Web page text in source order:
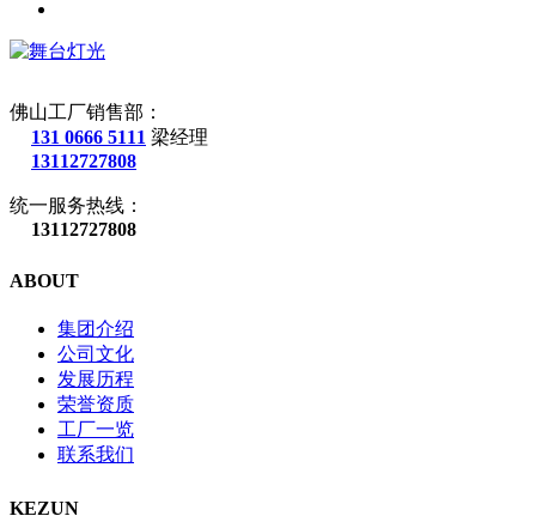
佛山工厂销售部：
131 0666 5111 梁经理
13112727808
统一服务热线：
13112727808
ABOUT
集团介绍
公司文化
发展历程
荣誉资质
工厂一览
联系我们
KEZUN